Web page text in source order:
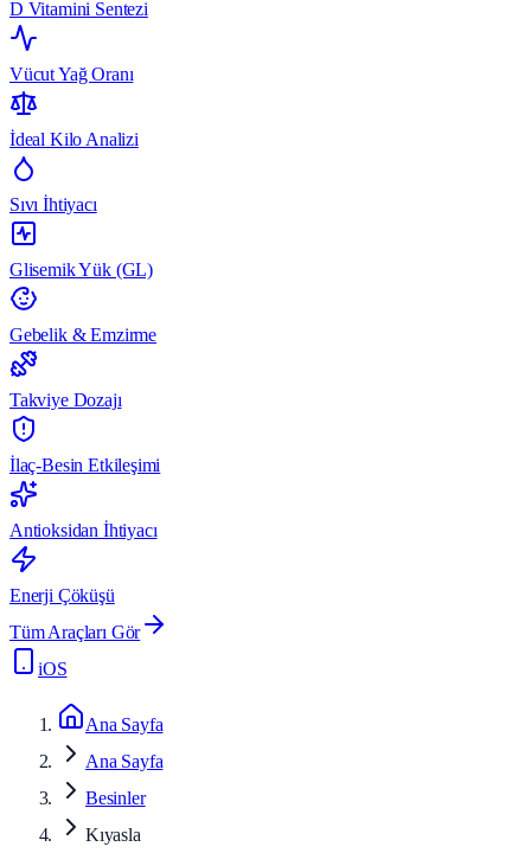
D Vitamini Sentezi
Vücut Yağ Oranı
İdeal Kilo Analizi
Sıvı İhtiyacı
Glisemik Yük (GL)
Gebelik & Emzirme
Takviye Dozajı
İlaç-Besin Etkileşimi
Antioksidan İhtiyacı
Enerji Çöküşü
Tüm Araçları Gör
iOS
Ana Sayfa
Ana Sayfa
Besinler
Kıyasla